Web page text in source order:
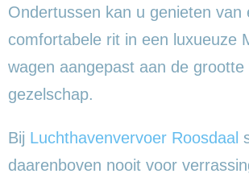
Ondertussen kan u genieten van
comfortabele rit in een luxueuze
wagen aangepast aan de grootte
gezelschap.
Bij Luchthavenvervoer Roosdaal
daarenboven nooit voor